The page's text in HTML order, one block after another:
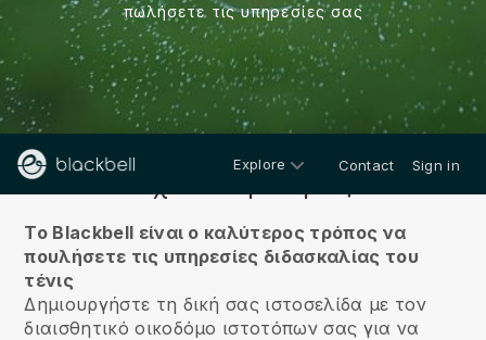
πωλήσετε τις υπηρεσίες σας
Explore Contact Sign in
Το Blackbell είναι ο καλύτερος τρόπος να
πουλήσετε τις υπηρεσίες διδασκαλίας του
τένις
Δημιουργήστε τη δική σας ιστοσελίδα με τον
διαισθητικό οικοδόμο ιστοτόπων σας για να